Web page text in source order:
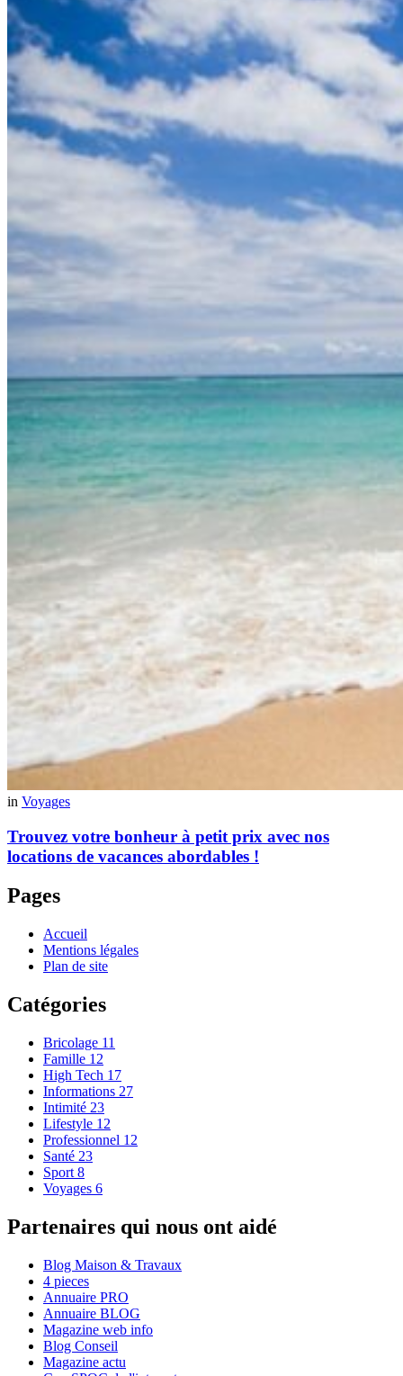
in Voyages
Trouvez votre bonheur à petit prix avec nos
locations de vacances abordables !
Pages
Accueil
Mentions légales
Plan de site
Catégories
Bricolage 11
Famille 12
High Tech 17
Informations 27
Intimité 23
Lifestyle 12
Professionnel 12
Santé 23
Sport 8
Voyages 6
Partenaires qui nous ont aidé
Blog Maison & Travaux
4 pieces
Annuaire PRO
Annuaire BLOG
Magazine web info
Blog Conseil
Magazine actu